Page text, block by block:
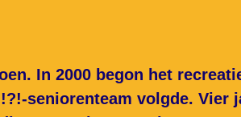
In 2000 begon het
seniorenteam volgde. Vier